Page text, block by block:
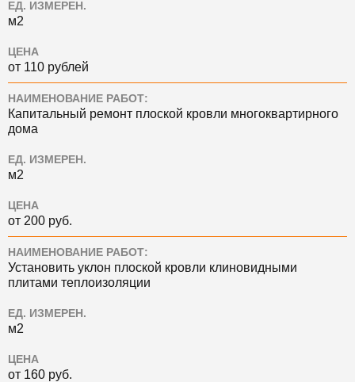
ЕД. ИЗМЕРЕН.
м2
ЦЕНА
от 110 рублей
НАИМЕНОВАНИЕ РАБОТ:
Капитальный ремонт плоской кровли многоквартирного
дома
ЕД. ИЗМЕРЕН.
м2
ЦЕНА
от 200 руб.
НАИМЕНОВАНИЕ РАБОТ:
Установить уклон плоской кровли клиновидными
плитами теплоизоляции
ЕД. ИЗМЕРЕН.
м2
ЦЕНА
от 160 руб.